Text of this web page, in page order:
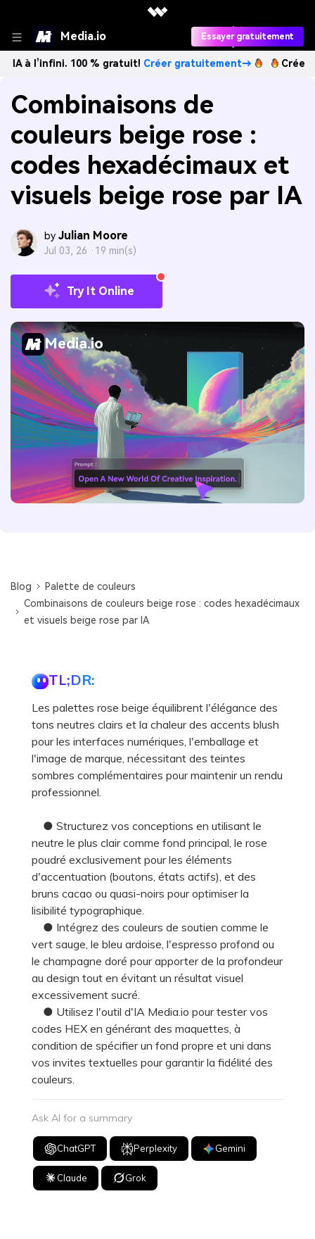
Media.io Essayer gratuitement
100 % gratuit!Créer gratuitement→ Créez des
Combinaisons de
couleurs beige rose :
codes hexadécimaux et
visuels beige rose par IA
by Julian Moore
Jul 03, 26 · 19 min(s)
Try It Online
Media.io
Blog
Palette de couleurs
Combinaisons de couleurs beige rose : codes hexadécimaux
et visuels beige rose par IA
TL;DR:
Les palettes rose beige équilibrent l'élégance des
tons neutres clairs et la chaleur des accents blush
pour les interfaces numériques, l'emballage et
l'image de marque, nécessitant des teintes
sombres complémentaires pour maintenir un rendu
professionnel.
● Structurez vos conceptions en utilisant le
neutre le plus clair comme fond principal, le rose
poudré exclusivement pour les éléments
d'accentuation (boutons, états actifs), et des
bruns cacao ou quasi-noirs pour optimiser la
lisibilité typographique.
● Intégrez des couleurs de soutien comme le
vert sauge, le bleu ardoise, l'espresso profond ou
le champagne doré pour apporter de la profondeur
au design tout en évitant un résultat visuel
excessivement sucré.
● Utilisez l'outil d'IA Media.io pour tester vos
codes HEX en générant des maquettes, à
condition de spécifier un fond propre et uni dans
vos invites textuelles pour garantir la fidélité des
couleurs.
Ask AI for a summary
ChatGPT Perplexity Gemini
Claude Grok